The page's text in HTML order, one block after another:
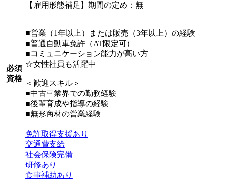
【雇用形態補足】期間の定め：無
必須
資格
■営業（1年以上）または販売（3年以上）の経験
■普通自動車免許（AT限定可）
■コミュニケーション能力が高い方
☆女性社員も活躍中！
＜歓迎スキル＞
■中古車業界での勤務経験
■後輩育成や指導の経験
■無形商材の営業経験
免許取得支援あり
交通費支給
社会保険完備
研修あり
食事補助あり